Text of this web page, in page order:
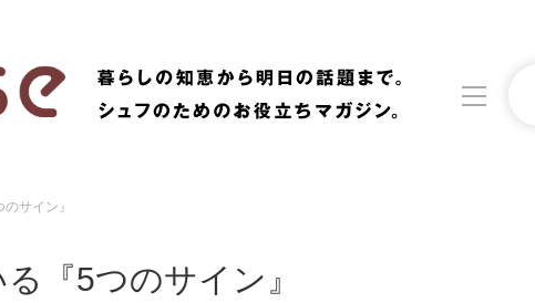
食材辞典
サイン』
『5つのサイン』